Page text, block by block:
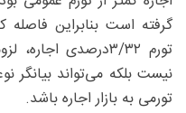
تورم ۳/۳۲‌درصدی
نیست بلکه می‌تواند بیانگر
تورمی به بازار اجاره باشد.